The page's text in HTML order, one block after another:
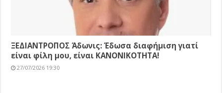
ΞΕΔΙΑΝΤΡΟΠΟΣ Άδωνις: Έδωσα διαφήμιση γιατί
είναι φίλη μου, είναι ΚΑΝΟΝΙΚΟΤΗΤΑ!
27/07/2026 19:30